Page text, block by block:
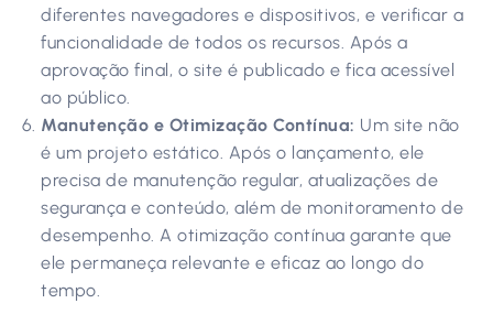
diferentes navegadores e dispositivos, e verificar a
funcionalidade de todos os recursos. Após a
aprovação final, o site é publicado e fica acessível
ao público.
Manutenção e Otimização Contínua: Um site não
é um projeto estático. Após o lançamento, ele
precisa de manutenção regular, atualizações de
segurança e conteúdo, além de monitoramento de
desempenho. A otimização contínua garante que
ele permaneça relevante e eficaz ao longo do
tempo.